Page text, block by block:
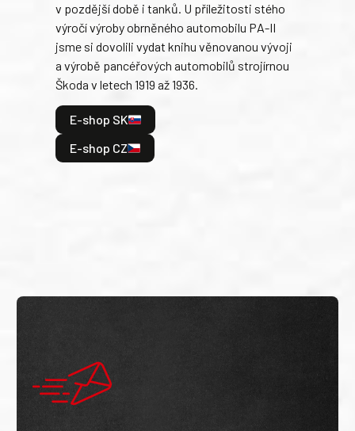
v pozdější době i tanků. U příležitosti stého
výročí výroby obrněného automobilu PA-II
jsme si dovolili vydat knihu věnovanou vývoji
a výrobě pancéřových automobilů strojírnou
Škoda v letech 1919 až 1936.
E-shop SK
E-shop CZ